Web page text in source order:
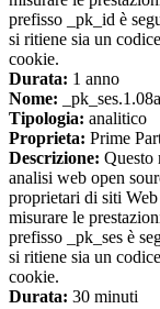
prefisso _pk_id è
si ritiene sia un
cookie.
Durata: 1 anno
Nome:
Tipologia: analitico
Proprieta: Prime
Descrizione: Questo
analisi web open
proprietari di siti
misurare le
prefisso _pk_ses è
si ritiene sia un
cookie.
Durata: 30 minuti